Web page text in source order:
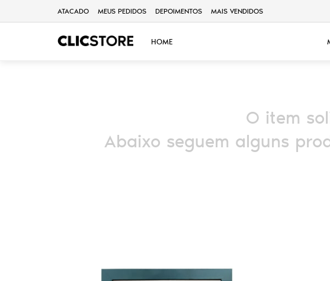
ATACADO MEUS PEDIDOS DEPOIMENTOS MAIS VENDIDOS
HOME
O item
Abaixo seguem alguns